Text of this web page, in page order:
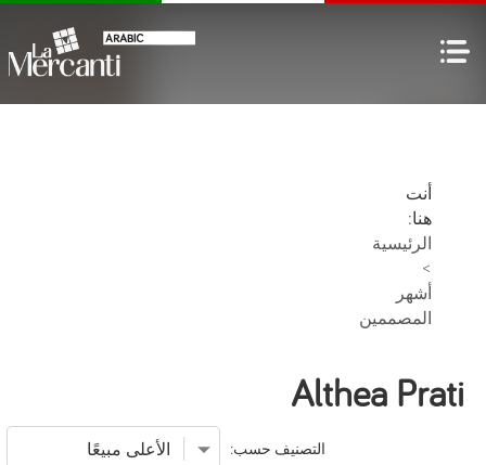
أنت
هنا:
الرئيسية
>
أشهر
المصممين
Althea Prati
التصنيف حسب: